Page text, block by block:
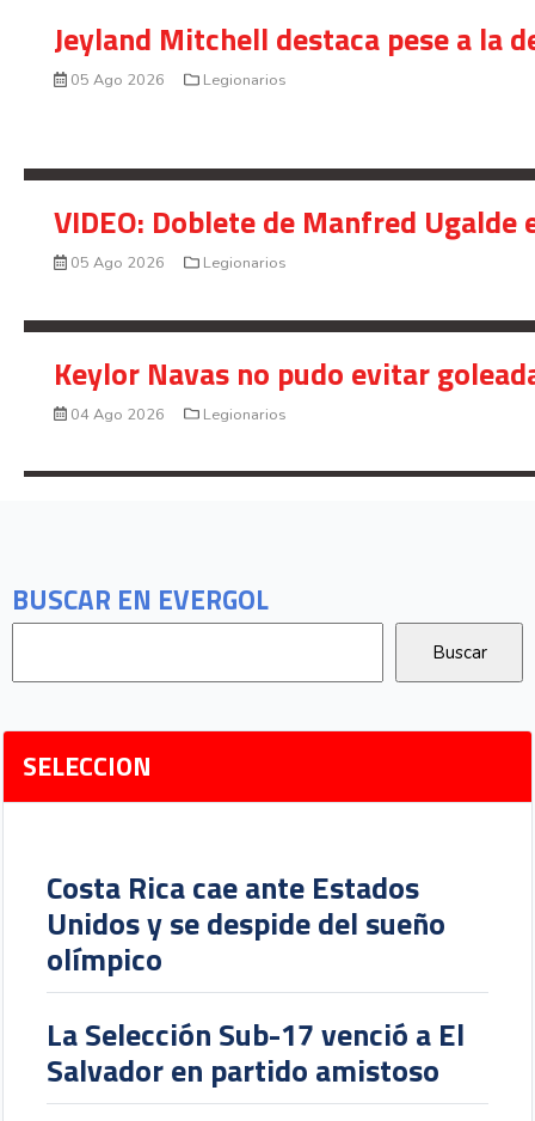
BUSCAR EN EVERGOL
SELECCION
Costa Rica cae ante Estados
Unidos y se despide del sueño
olímpico
La Selección Sub-17 venció a El
Salvador en partido amistoso
Jeyland Mitchell destaca pese a la
05 Ago 2026 Legionarios
VIDEO: Doblete de Manfred
05 Ago 2026 Legionarios
Keylor Navas no pudo evitar
04 Ago 2026 Legionarios